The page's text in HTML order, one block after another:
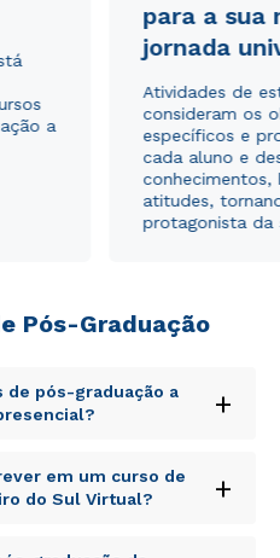
a
para a sua
jornada
Atividades de
consideram os
específicos e
cada aluno e
conhecimentos,
atitudes,
protagonista da
Pós-Graduação
de pós-graduação a
+
iste natus error sit
laudantium,
quae ab illo inventore
em um curso de
do Sul Virtual?
+
iste natus error sit
de Privacidade.e
utilizados para o
do Sul.